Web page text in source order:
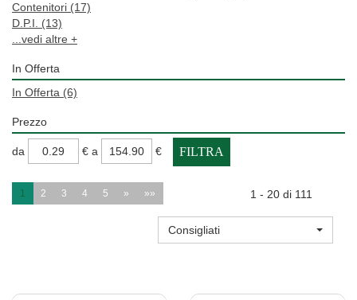
Contenitori (17)
D.P.I. (13)
...vedi altre +
In Offerta
In Offerta (6)
Prezzo
filtra
da €
filtra
a €
1 2 3 4 5 » »» 1 - 20 di 111
Consigliati